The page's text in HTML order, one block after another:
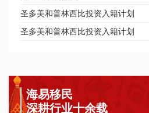
圣多美和普林西比投资入籍计划
圣多美和普林西比投资入籍计划
海易移民
深耕行业十余载